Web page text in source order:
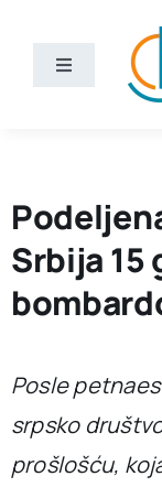
contentToggle
Navigation
Bchs
Srbija 15
Posle
srpsko
prošlošću,